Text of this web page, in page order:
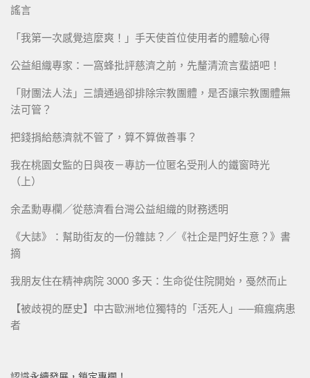
謠言
「我第一次感覺這麼爽！」手天使首位使用者的體驗心得
公益組織專家：一窩蜂批評慈濟之前，先釐清流言蜚語吧！
「財團法人法」三讀通過卻排除宗教團體，是否讓宗教團體無
法可管？
把錢捐給慈濟就不管了，算不算做善事？
我在桃園女監的日與夜－專訪一位匿名受刑人的鐵窗時光
（上）
余孟勳專欄／從慈濟看台灣公益組織的財務透明
《大誌》：幫助街友的一份雜誌？／《社企是門好生意？》書
摘
我朋友住在精神病院 3000 多天：生命從住院開始，戞然而止
【被歧視的歷史】中古歐洲地位獨特的「活死人」──痲瘋病患
者